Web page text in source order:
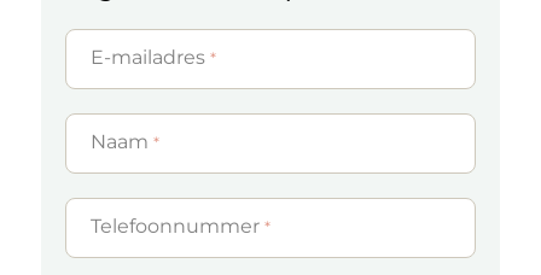
E-mailadres *
Naam *
Telefoonnummer *